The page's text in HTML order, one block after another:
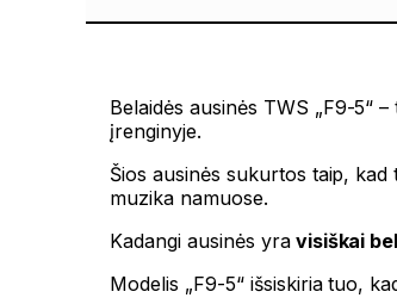
Belaidės ausinės TWS „F9-5“
įrenginyje.
Šios ausinės sukurtos taip,
muzika namuose.
Kadangi ausinės yravisiškai
Modelis „F9-5“ išsiskiria tuo,